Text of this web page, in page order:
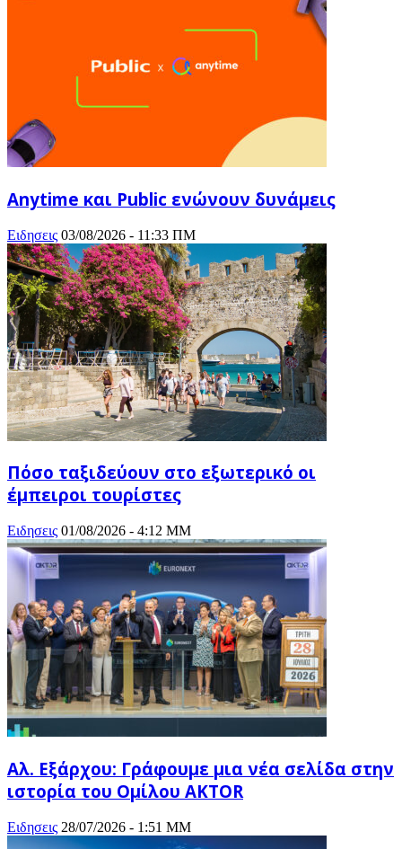
Anytime και Public ενώνουν δυνάμεις
Ειδησεις 03/08/2026 - 11:33 ΠΜ
Πόσο ταξιδεύουν στο εξωτερικό οι
έμπειροι τουρίστες
Ειδησεις 01/08/2026 - 4:12 ΜΜ
Αλ. Εξάρχου: Γράφουμε μια νέα σελίδα στην
ιστορία του Ομίλου AKTOR
Ειδησεις 28/07/2026 - 1:51 ΜΜ